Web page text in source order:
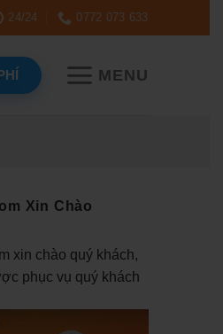
24/24 0772 073 633
MENU
Xin Chào
xin chào quý khách,
phục vụ quý khách